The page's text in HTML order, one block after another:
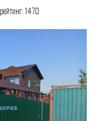
рейтинг: 1470